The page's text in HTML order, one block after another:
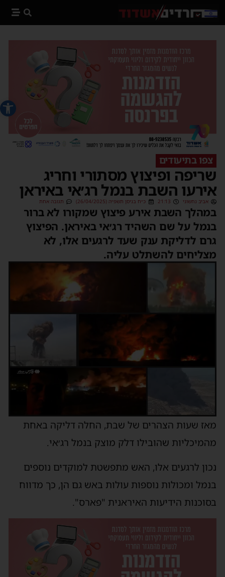
פתח
צפו בתיעודים
שריפה ופיצוץ מסתורי וחריג
אירעו השבת בנמל רג׳אי באיראן
אביב נחשוני 21:13 כ״ח בניסן תשפ״ה (26/04/2025) תגובה אחת
במהלך השבת אירע פיצוץ שמקורו לא ברור
בנמל על שם השהיד רג׳אי באיראן. הפיצוץ
גרם לדליקת ענק שעד לרגעים אלו, לא
מצליחים להשתלט עליה.
מאז שעות הצהרים של שבת, החלה דליקה באחת
מהמיכליות שהובילו דלק מוצק בנמל רג׳אי.
נכון לרגעים אלו, האש מתפשטת למוקדים נוספים
בנמל ומכולות נוספות עולות באש גם הן, כך מדווח
בסוכנות הידיעות האיראנית "פארס".